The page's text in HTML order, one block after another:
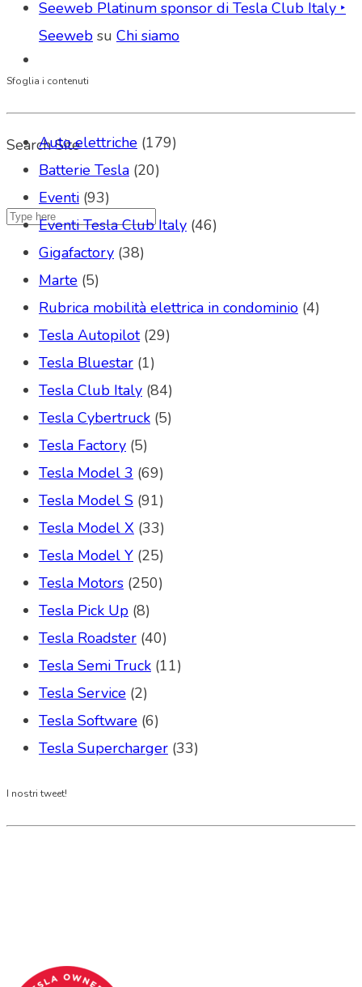
Search Site
Seeweb Platinum sponsor di Tesla Club Italy ‣
Seeweb su Chi siamo
Sfoglia i contenuti
Auto elettriche (179)
Batterie Tesla (20)
Eventi (93)
Eventi Tesla Club Italy (46)
Gigafactory (38)
Marte (5)
Rubrica mobilità elettrica in condominio (4)
Tesla Autopilot(29)
Tesla Bluestar (1)
Tesla Club Italy (84)
Tesla Cybertruck (5)
Tesla Factory (5)
Tesla Model 3 (69)
Tesla Model S (91)
Tesla Model X (33)
Tesla Model Y (25)
Tesla Motors (250)
Tesla Pick Up (8)
Tesla Roadster (40)
Tesla Semi Truck (11)
Tesla Service (2)
Tesla Software (6)
Tesla Supercharger (33)
I nostri tweet!